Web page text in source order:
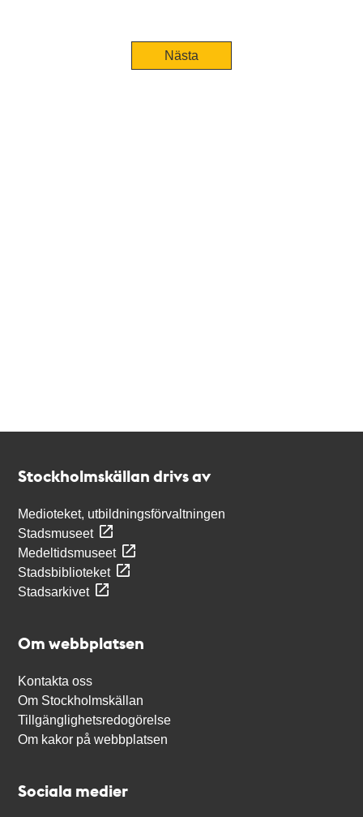
TidigareNästa
Stockholmskällan drivs av
Medioteket, utbildningsförvaltningen
Stadsmuseet
Medeltidsmuseet
Stadsbiblioteket
Stadsarkivet
Om webbplatsen
Kontakta oss
Om Stockholmskällan
Tillgänglighetsredogörelse
Om kakor på webbplatsen
Sociala medier